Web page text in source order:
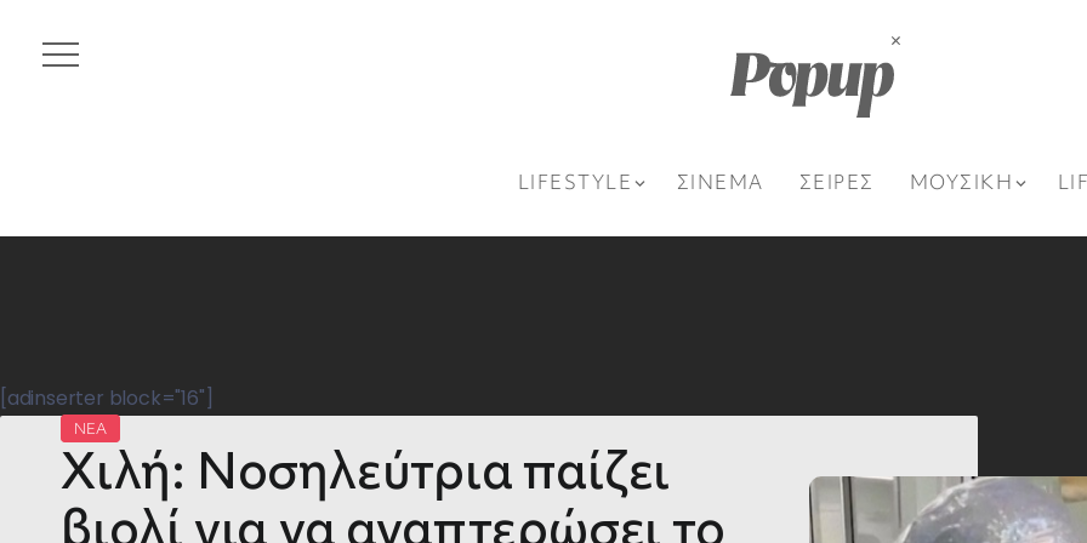
LIFESTYLE ΣΙΝΕΜΑ ΣΕΙΡΕΣ ΜΟΥΣΙΚΗ
[adinserter block="16"]
ΝΕΑ
Χιλή: Νοσηλεύτρια παίζει
βιολί για να αναπτερώσει το